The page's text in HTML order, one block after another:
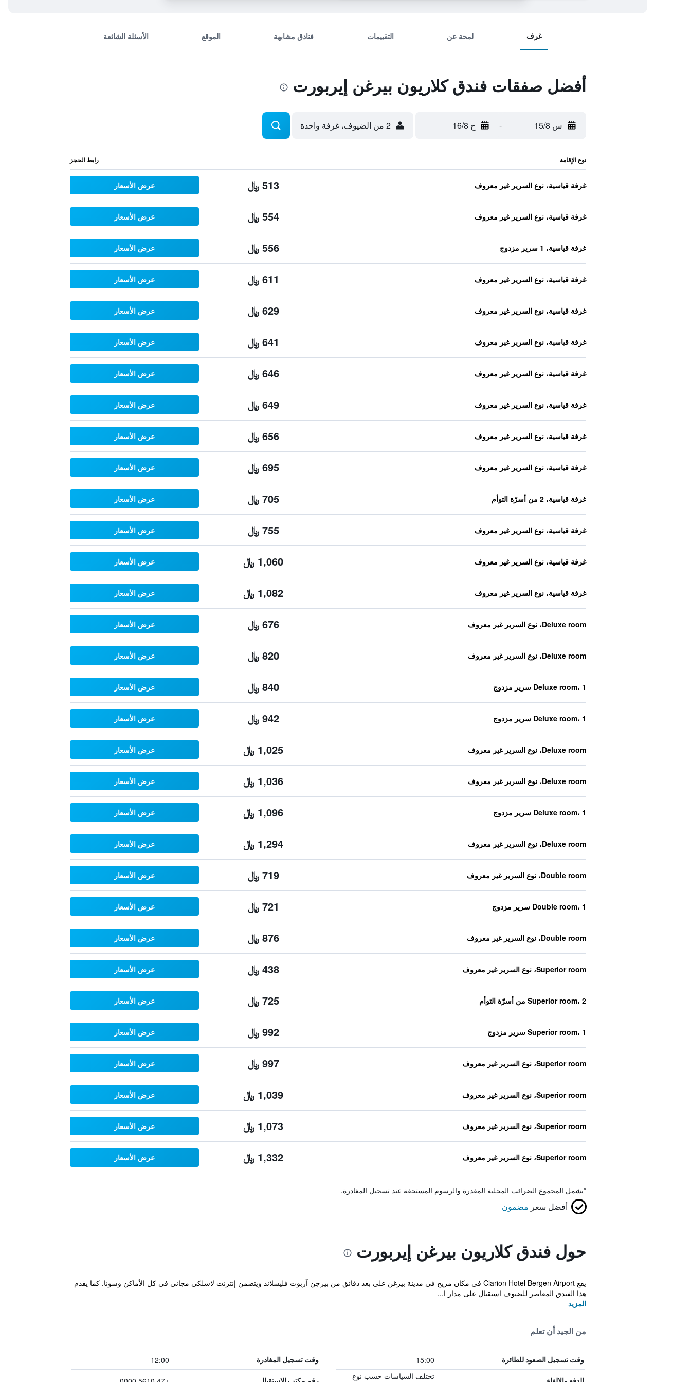
غرف لمحة عن التقييمات فنادق مشابهة الموقع الأسئلة الشائعة
أفضل صفقات فندق كلاريون بيرغن إيربورت
س 15/8 - ح 16/8 2 من الضيوف، غرفة واحدة
نوع الإقامة رابط الحجز
غرفة قياسية، نوع السرير غير معروف 513 ﷼ عرض الأسعار
غرفة قياسية، نوع السرير غير معروف 554 ﷼ عرض الأسعار
غرفة قياسية، 1 سرير مزدوج 556 ﷼ عرض الأسعار
غرفة قياسية، نوع السرير غير معروف 611 ﷼ عرض الأسعار
غرفة قياسية، نوع السرير غير معروف 629 ﷼ عرض الأسعار
غرفة قياسية، نوع السرير غير معروف 641 ﷼ عرض الأسعار
غرفة قياسية، نوع السرير غير معروف 646 ﷼ عرض الأسعار
غرفة قياسية، نوع السرير غير معروف 649 ﷼ عرض الأسعار
غرفة قياسية، نوع السرير غير معروف 656 ﷼ عرض الأسعار
غرفة قياسية، نوع السرير غير معروف 695 ﷼ عرض الأسعار
غرفة قياسية، 2 من أسرّة التوأم 705 ﷼ عرض الأسعار
غرفة قياسية، نوع السرير غير معروف 755 ﷼ عرض الأسعار
غرفة قياسية، نوع السرير غير معروف 1,060 ﷼ عرض الأسعار
غرفة قياسية، نوع السرير غير معروف 1,082 ﷼ عرض الأسعار
Deluxe room، نوع السرير غير معروف 676 ﷼ عرض الأسعار
Deluxe room، نوع السرير غير معروف 820 ﷼ عرض الأسعار
Deluxe room، 1 سرير مزدوج 840 ﷼ عرض الأسعار
Deluxe room، 1 سرير مزدوج 942 ﷼ عرض الأسعار
Deluxe room، نوع السرير غير معروف 1,025 ﷼ عرض الأسعار
Deluxe room، نوع السرير غير معروف 1,036 ﷼ عرض الأسعار
Deluxe room، 1 سرير مزدوج 1,096 ﷼ عرض الأسعار
Deluxe room، نوع السرير غير معروف 1,294 ﷼ عرض الأسعار
Double room، نوع السرير غير معروف 719 ﷼ عرض الأسعار
Double room، 1 سرير مزدوج 721 ﷼ عرض الأسعار
Double room، نوع السرير غير معروف 876 ﷼ عرض الأسعار
Superior room، نوع السرير غير معروف 438 ﷼ عرض الأسعار
Superior room، 2 من أسرّة التوأم 725 ﷼ عرض الأسعار
Superior room، 1 سرير مزدوج 992 ﷼ عرض الأسعار
Superior room، نوع السرير غير معروف 997 ﷼ عرض الأسعار
Superior room، نوع السرير غير معروف 1,039 ﷼ عرض الأسعار
Superior room، نوع السرير غير معروف 1,073 ﷼ عرض الأسعار
Superior room، نوع السرير غير معروف 1,332 ﷼ عرض الأسعار
*يشمل المجموع الضرائب المحلية المقدرة والرسوم المستحقة عند تسجيل المغادرة.
أفضل سعر مضمون
حول فندق كلاريون بيرغن إيربورت
يقع Clarion Hotel Bergen Airport في مكان مريح في مدينة بيرغن على بعد دقائق من بيرجن آربوت فليسلاند ويتضمن إنترنت لاسلكي مجاني في كل الأماكن وسونا. كما يقدم
هذا الفندق المعاصر للضيوف استقبال على مدار ا...
المزيد
من الجيد أن تعلم
وقت تسجيل الصعود للطائرة 15:00 وقت تسجيل المغادرة 12:00
تختلف السياسات حسب نوع